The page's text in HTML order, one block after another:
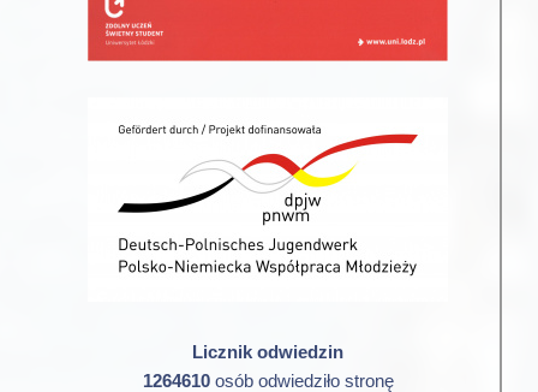
Licznik odwiedzin
1264610osób odwiedziło stronę